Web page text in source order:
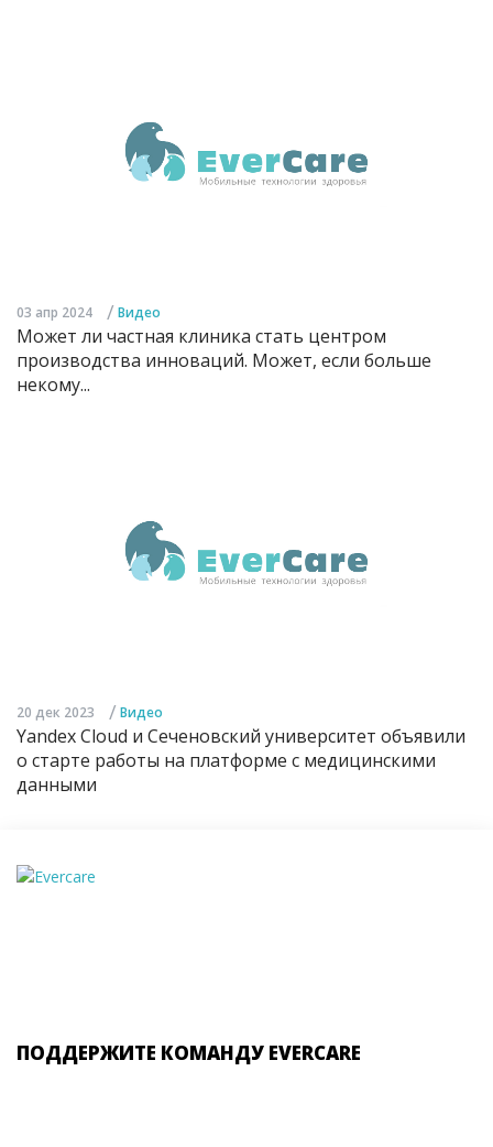
03 апр 2024 / Видео
Может ли частная клиника стать центром
производства инноваций. Может, если больше
некому...
20 дек 2023 / Видео
Yandex Cloud и Сеченовский университет объявили
о старте работы на платформе с медицинскими
данными
ПОДДЕРЖИТЕ КОМАНДУ EVERCARE